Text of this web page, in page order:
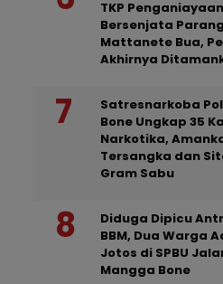
TKP Penganiayaan
Bersenjata
Mattanete Bua,
Akhirnya
Satresnarkoba
Bone Ungkap 35
Narkotika,
Tersangka dan
Gram Sabu
Diduga Dipicu
BBM, Dua Warga
Jotos di SPBU
Mangga Bone